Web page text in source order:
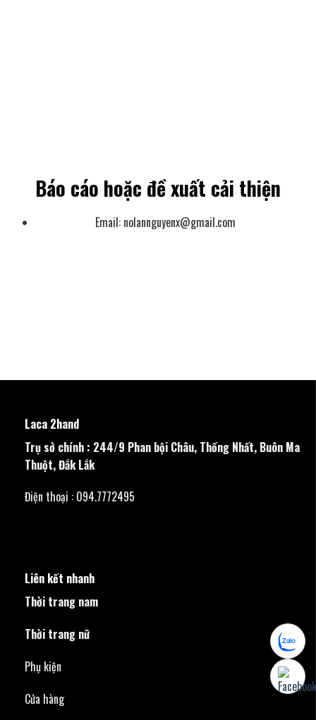
Báo cáo hoặc đề xuất cải thiện
Email: nolannguyenx@gmail.com
Laca 2hand
Trụ sở chính : 244/9 Phan bội Châu, Thống Nhất, Buôn Ma
Thuột, Đắk Lắk
Điện thoại : 094.7772495
Liên kết nhanh
Thời trang nam
Thời trang nữ
Phụ kiện
Cửa hàng